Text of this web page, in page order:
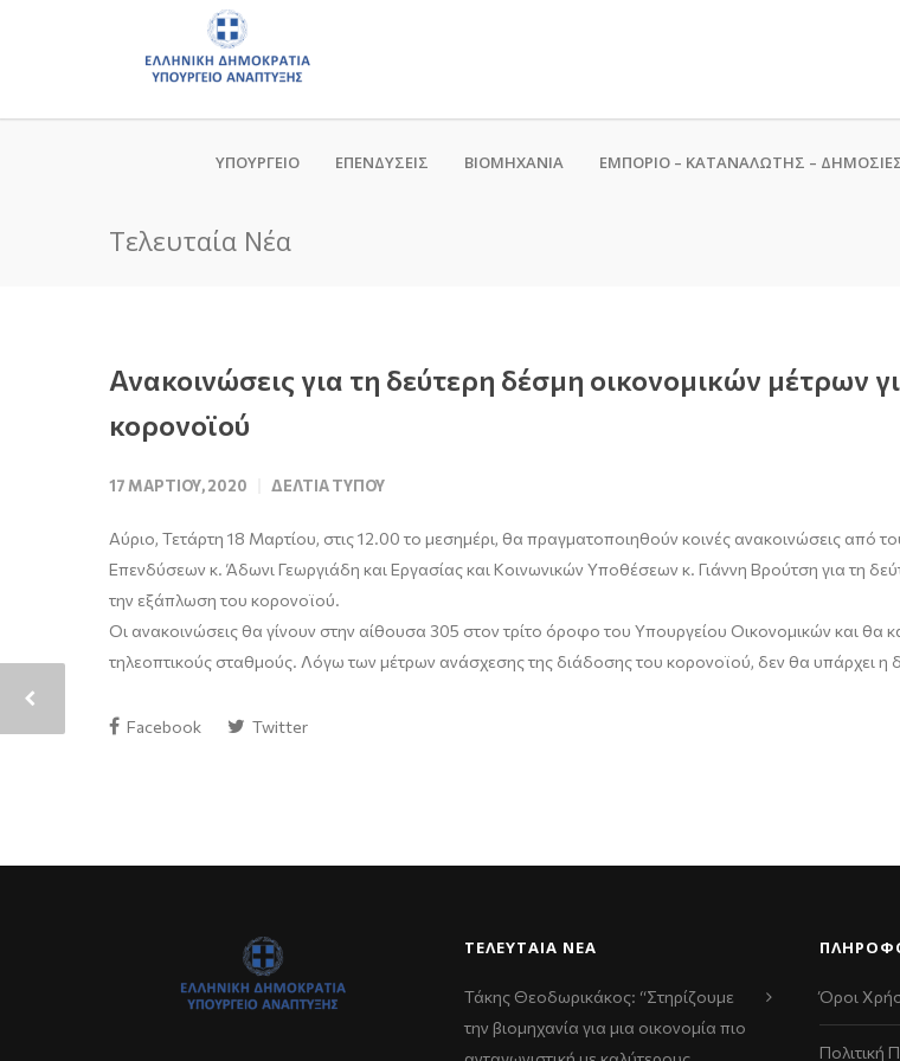
ΥΠΟΥΡΓΕΙΟ ΕΠΕΝΔΥΣΕΙΣ ΒΙΟΜΗΧΑΝΙΑ ΕΜΠΟΡΙΟ – ΚΑΤΑΝΑΛΩΤΗΣ –
Τελευταία Νέα
Ανακοινώσεις για τη δεύτερη δέσμη οικονομικών μέτρων
κορονοϊού
17 ΜΑΡΤΊΟΥ, 2020 ΔΕΛΤΊΑ ΤΎΠΟΥ
Αύριο, Τετάρτη 18 Μαρτίου, στις 12.00 το μεσημέρι, θα πραγματοποιηθούν κοινές ανακοινώσεις από
Επενδύσεων κ. Άδωνι Γεωργιάδη και Εργασίας και Κοινωνικών Υποθέσεων κ. Γιάννη Βρούτση για τη
την εξάπλωση του κορονοϊού.
Οι ανακοινώσεις θα γίνουν στην αίθουσα 305 στον τρίτο όροφο του Υπουργείου Οικονομικών και θα
τηλεοπτικούς σταθμούς. Λόγω των μέτρων ανάσχεσης της διάδοσης του κορονοϊού, δεν θα υπάρχει
Facebook Twitter
ΤΕΛΕΥΤΑΊΑ ΝΈΑ
Τάκης Θεοδωρικάκος: “Στηρίζουμε
την βιομηχανία για μια οικονομία πιο
Όροι
Πολιτική